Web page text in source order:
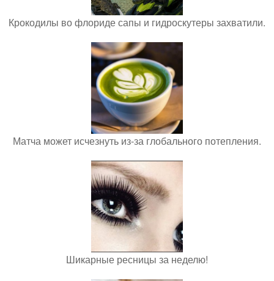
Крокодилы во флориде сапы и гидроскутеры захватили.
Матча может исчезнуть из-за глобального потепления.
Шикарные ресницы за неделю!